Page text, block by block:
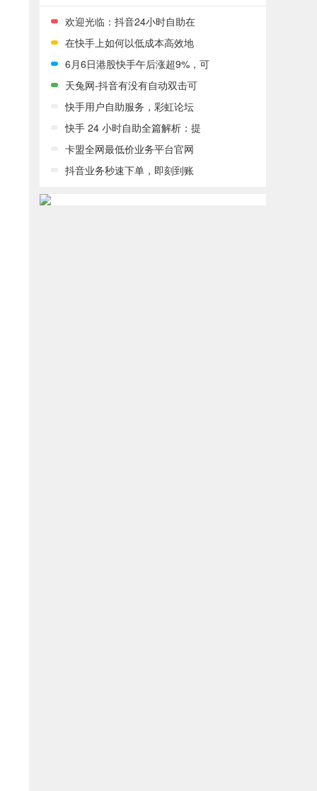
欢迎光临：抖音24小时自助在
在快手上如何以低成本高效地
6月6日港股快手午后涨超9%，可
天兔网-抖音有没有自动双击可
快手用户自助服务，彩虹论坛
快手 24 小时自助全篇解析：提
卡盟全网最低价业务平台官网
抖音业务秒速下单，即刻到账